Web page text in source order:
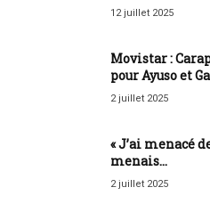
12 juillet 2025
Movistar :
pour Ayuso et
2 juillet 2025
« J’ai menacé
menais...
2 juillet 2025